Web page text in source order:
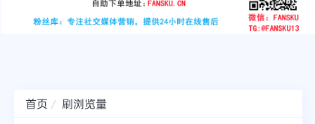
YouTube
首页
刷浏览量